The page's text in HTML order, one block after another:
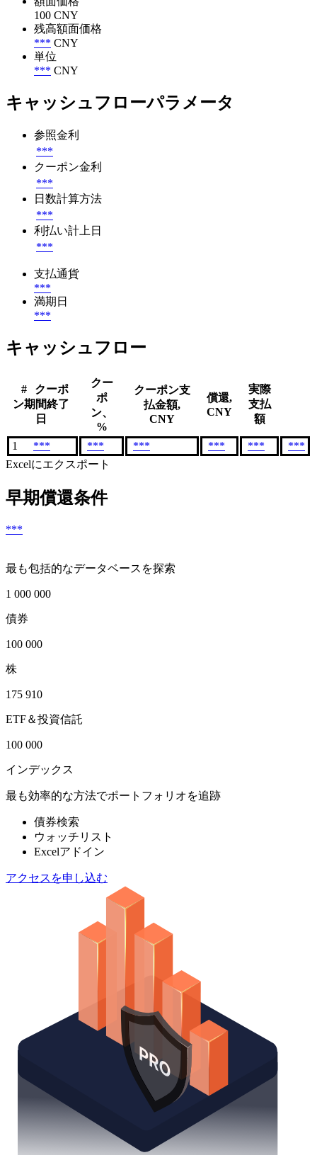
100 CNY
残高額面価格
*** CNY
単位
*** CNY
キャッシュフローパラメータ
参照金利
***
クーポン金利
***
日数計算方法
***
利払い計上日
***
支払通貨
***
満期日
***
キャッシュフロー
#
クーポ
ン期間終了
日
クー
ポ
ン、
%
クーポン支
払金額,
CNY
償還,
CNY
実際
支払
額
1 *** *** *** *** ***
***
Excelにエクスポート
早期償還条件
***
最も包括的なデータベースを探索
1 000 000
債券
100 000
株
175 910
ETF＆投資信託
100 000
インデックス
最も効率的な方法でポートフォリオを追跡
債券検索
ウォッチリスト
Excelアドイン
アクセスを申し込む